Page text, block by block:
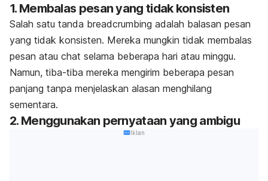
1. Membalas pesan yang tidak konsisten
Salah satu tanda breadcrumbing adalah balasan pesan
yang tidak konsisten. Mereka mungkin tidak membalas
pesan atau chat selama beberapa hari atau minggu.
Namun, tiba-tiba mereka mengirim beberapa pesan
panjang tanpa menjelaskan alasan menghilang
sementara.
2. Menggunakan pernyataan yang ambigu
Iklan